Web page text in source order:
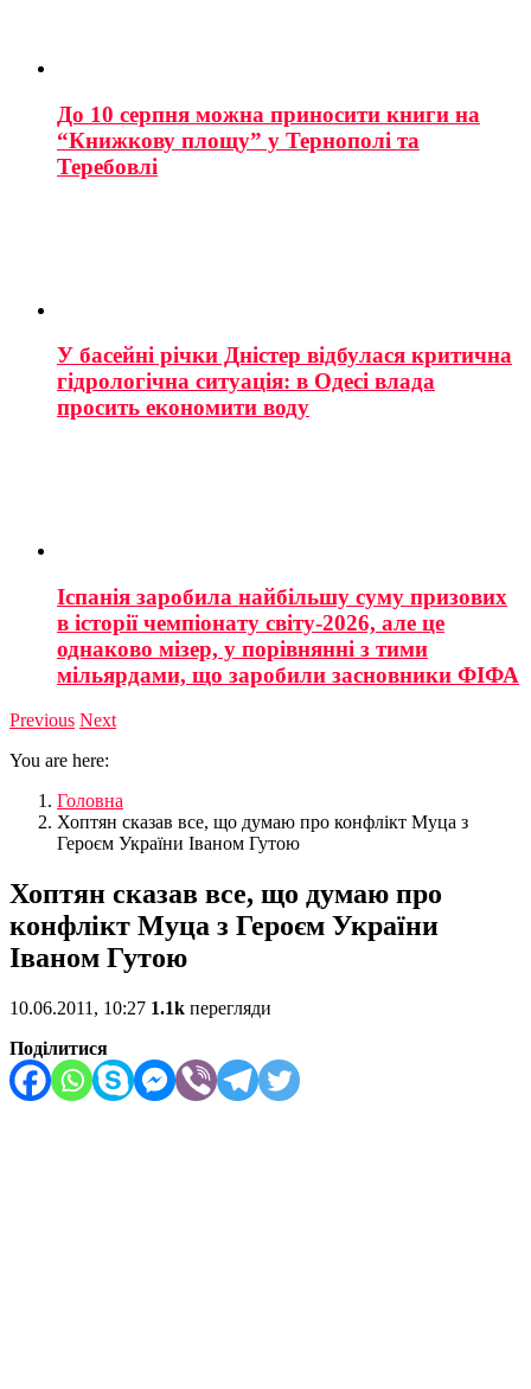
До 10 серпня можна приносити книги на
“Книжкову площу” у Тернополі та
Теребовлі
У басейні річки Дністер відбулася критична
гідрологічна ситуація: в Одесі влада
просить економити воду
Іспанія заробила найбільшу суму призових
в історії чемпіонату світу-2026, але це
однаково мізер, у порівнянні з тими
мільярдами, що заробили засновники ФІФА
Previous Next
You are here:
Головна
Хоптян сказав все, що думаю про конфлікт Муца з
Героєм України Іваном Гутою
Хоптян сказав все, що думаю про
конфлікт Муца з Героєм України
Іваном Гутою
10.06.2011, 10:27 1.1k перегляди
Поділитися